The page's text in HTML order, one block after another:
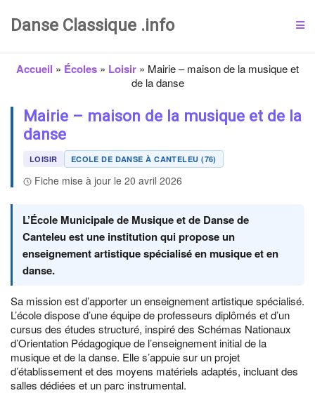
Danse Classique .info
Accueil » Écoles » Loisir » Mairie – maison de la musique et
de la danse
Mairie – maison de la musique et de la
danse
LOISIR ECOLE DE DANSE À CANTELEU (76)
Fiche mise à jour le 20 avril 2026
L’École Municipale de Musique et de Danse de
Canteleu est une institution qui propose un
enseignement artistique spécialisé en musique et en
danse.
Sa mission est d’apporter un enseignement artistique spécialisé.
L’école dispose d’une équipe de professeurs diplômés et d’un
cursus des études structuré, inspiré des Schémas Nationaux
d’Orientation Pédagogique de l’enseignement initial de la
musique et de la danse. Elle s’appuie sur un projet
d’établissement et des moyens matériels adaptés, incluant des
salles dédiées et un parc instrumental.